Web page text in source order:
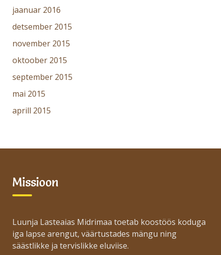
jaanuar 2016
detsember 2015
november 2015
oktoober 2015
september 2015
mai 2015
aprill 2015
Missioon
Luunja Lasteaias Midrimaa toetab koostöös koduga
iga lapse arengut, väärtustades mängu ning
säästlikke ja tervislikke eluviise.